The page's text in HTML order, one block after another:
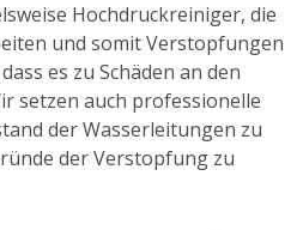
Hochdruckreiniger, die
und somit Verstopfungen
es zu Schäden an den
setzen auch professionelle
der Wasserleitungen zu
der Verstopfung zu